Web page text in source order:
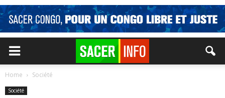
Home Société
Société